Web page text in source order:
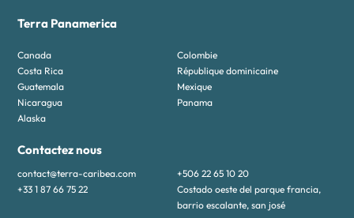
Terra Panamerica
Canada
Colombie
Costa Rica
République dominicaine
Guatemala
Mexique
Nicaragua
Panama
Alaska
Contactez nous
contact@terra-caribea.com
+506 22 65 10 20
+33 1 87 66 75 22
Costado oeste del parque francia,
barrio escalante, san josé